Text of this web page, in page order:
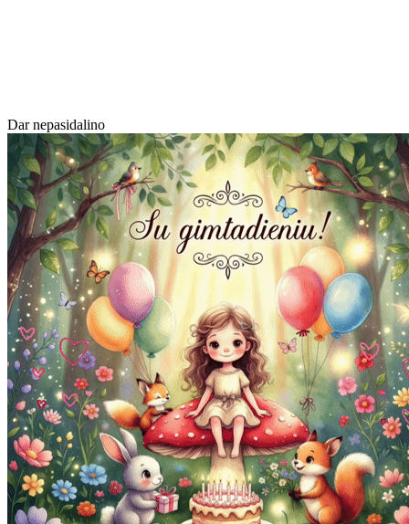
Dar nepasidalino